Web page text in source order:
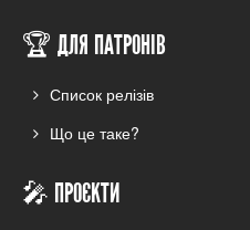
🏆 ДЛЯ ПАТРОНІВ
Список релізів
Що це таке?
🎤 ПРОЄКТИ